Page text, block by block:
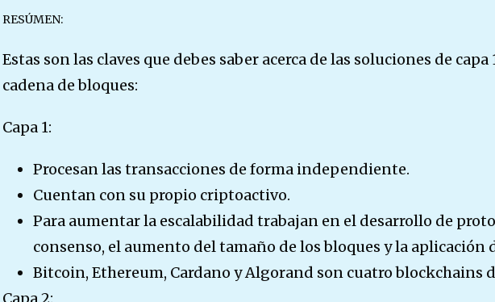
RESÚMEN:
Estas son las claves que debes saber acerca de las soluciones de capa
cadena de bloques:
Capa 1:
Procesan las transacciones de forma independiente.
Cuentan con su propio criptoactivo.
Para aumentar la escalabilidad trabajan en el desarrollo de
consenso, el aumento del tamaño de los bloques y la aplicación
Bitcoin, Ethereum, Cardano y Algorand son cuatro blockchains